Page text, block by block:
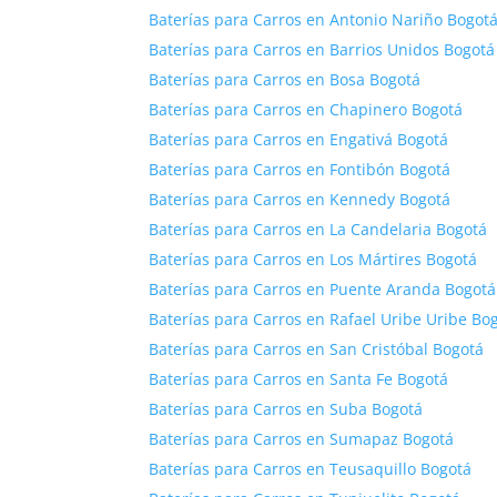
Baterías para Carros en Antonio Nariño Bogotá
Baterías para Carros en Barrios Unidos Bogotá
Baterías para Carros en Bosa Bogotá
Baterías para Carros en Chapinero Bogotá
Baterías para Carros en Engativá Bogotá
Baterías para Carros en Fontibón Bogotá
Baterías para Carros en Kennedy Bogotá
Baterías para Carros en La Candelaria Bogotá
Baterías para Carros en Los Mártires Bogotá
Baterías para Carros en Puente Aranda Bogotá
Baterías para Carros en Rafael Uribe Uribe
Baterías para Carros en San Cristóbal Bogotá
Baterías para Carros en Santa Fe Bogotá
Baterías para Carros en Suba Bogotá
Baterías para Carros en Sumapaz Bogotá
Baterías para Carros en Teusaquillo Bogotá